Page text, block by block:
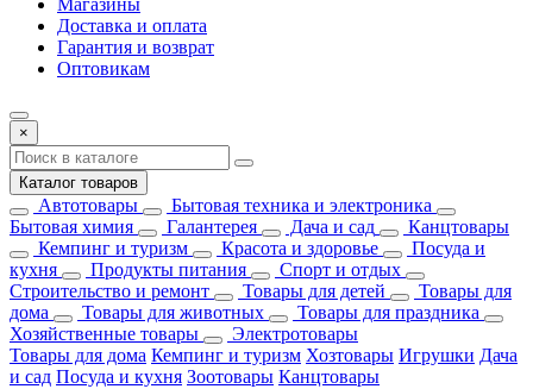
Магазины
Доставка и оплата
Гарантия и возврат
Оптовикам
×
Каталог товаров
Автотовары
Бытовая техника и электроника
Бытовая химия
Галантерея Дача и сад
Канцтовары
Кемпинг и туризм
Красота и здоровье
Посуда и
кухня
Продукты питания
Спорт и отдых
Строительство и ремонт
Товары для детей
Товары для
дома
Товары для животных
Товары для праздника
Хозяйственные товары
Электротовары
Товары для дома Кемпинг и туризм Хозтовары Игрушки Дача
и сад Посуда и кухня Зоотовары Канцтовары